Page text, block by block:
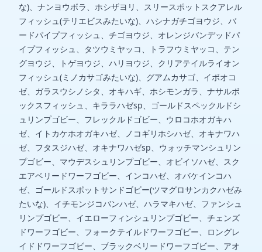
な)、ナンヨウボラ、ホシザヨリ、スリースポットスクアレル
フィッシュ(テリエビスみたいな)、ハシナガチゴヨウジ、バ
ードパイプフィッシュ、チゴヨウジ、オレンジバンデッドパ
イプフィッシュ、タツウミヤッコ、トラフウミヤッコ、テン
グヨウジ、トゲヨウジ、ハリヨウジ、クリアテイルライオン
フィッシュ(ミノカサゴみたいな)、グアムカサゴ、イボオコ
ゼ、ガラスウシノシタ、オキハギ、ホシモンガラ、ナサルボ
ックスフィッシュ、キララハゼsp、ゴールドスペックルドシ
ュリンプゴビー、フレックルドゴビー、ウロコホオガキハ
ゼ、イトカケホオガキハゼ、ノコギリホシハゼ、オキナワハ
ゼ、フタスジハゼ、オキナワハゼsp、ウォッチマンシュリン
プゴビー、マウデスシュリンプゴビー、オビイソハゼ、スク
エアベリードワーフゴビー、インコハゼ、オバケインコハ
ゼ、ゴールドスポットサンドゴビー(ツマグロサンカクハゼみ
たいな)、イチモンジコバンハゼ、ハラマキハゼ、ファンシュ
リンプゴビー、イエローフィンシュリンプゴビー、チェンズ
ドワーフゴビー、フォークテイルドワーフゴビー、ロングレ
イドドワーフゴビー、ブラックベリードワーフゴビー、アオ